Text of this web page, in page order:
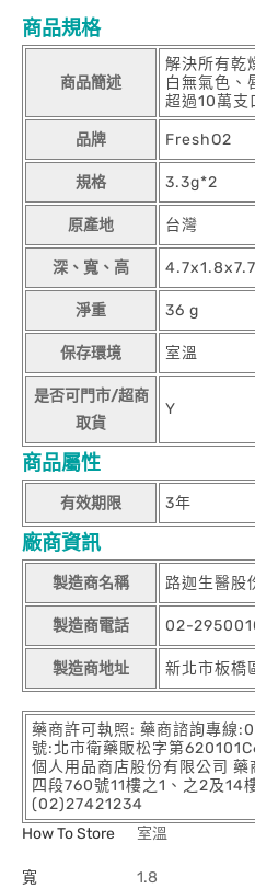
商品規格
商品簡述
解決所有乾
白無氣色、
超過10萬支
品牌 FreshO2
規格 3.3g*2
原產地 台灣
深、寬、高
淨重 36 g
保存環境 室溫
是否可門市/超商
取貨
Y
商品屬性
有效期限 3年
廠商資訊
製造商名稱 路迦生醫股
製造商電話 02-
製造商地址 新北市板橋
藥商許可執照: 藥商諮詢專線
號:北市衛藥販松字第
個人用品商店股份有限公司
四段760號11樓之1、之2及14
(02)27421234
How To Store
室溫
寬 1.8